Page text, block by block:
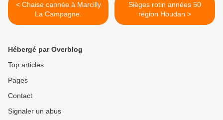
< Chaise cannée à Marcilly
La Campagne.
Sièges rotin années 50
région Houdan >
Hébergé par Overblog
Top articles
Pages
Contact
Signaler un abus